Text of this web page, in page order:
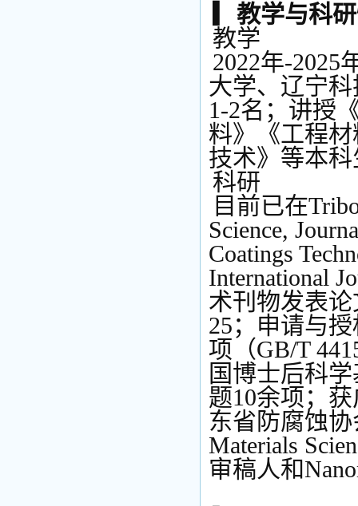
▎教学与科
教学
2022年-2025
大学、辽宁
1-2名；讲授
料》《工程
技术》等本
科研
目前已在
Science,
Coatings
International
术刊物发表
25；申请与
项（GB/T
国博士后科
题10余项；
东省防腐蚀
Materials
审稿人和